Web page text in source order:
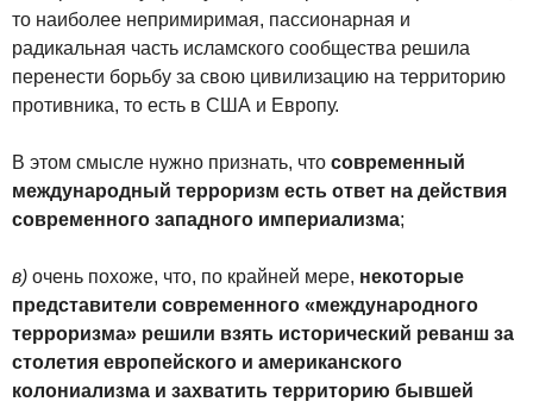
то наиболее непримиримая, пассионарная и
радикальная часть исламского сообщества решила
перенести борьбу за свою цивилизацию на территорию
противника, то есть в США и Европу.
В этом смысле нужно признать, что современный
международный терроризм есть ответ на действия
современного западного империализма;
в) очень похоже, что, по крайней мере, некоторые
представители современного «международного
терроризма» решили взять исторический реванш за
столетия европейского и американского
колониализма и захватить территорию бывшей